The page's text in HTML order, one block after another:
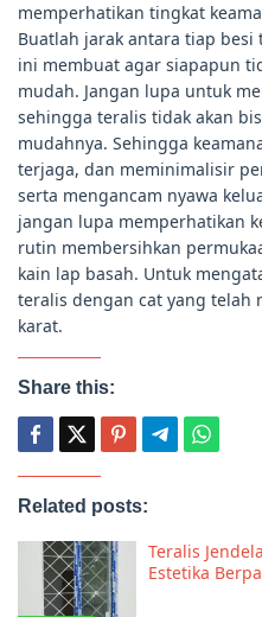
memperhatikan tingkat
Buatlah jarak antara tiap
ini membuat agar siapapun
mudah. Jangan lupa untuk
sehingga teralis tidak akan
mudahnya. Sehingga
terjaga, dan meminimalisir
serta mengancam nyawa
jangan lupa memperhatikan
rutin membersihkan
kain lap basah. Untuk
teralis dengan cat yang telah
karat.
Share this:
Related posts:
Teralis
Estetika